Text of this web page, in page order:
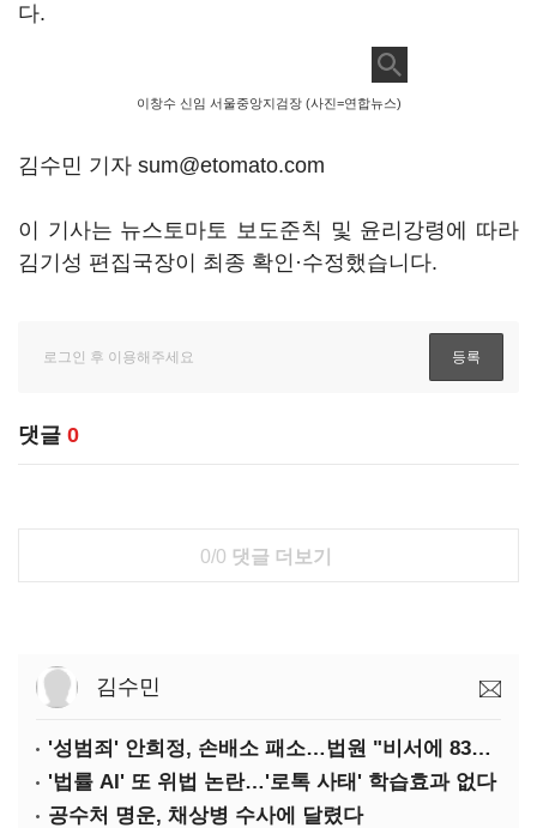
다.
이창수 신임 서울중앙지검장 (사진=연합뉴스)
김수민 기자 sum@etomato.com
이 기사는 뉴스토마토 보도준칙 및 윤리강령에 따라
김기성 편집국장이 최종 확인·수정했습니다.
댓글 0
0/0 댓글 더보기
김수민
'성범죄' 안희정, 손배소 패소…법원 "비서에 8347만원 배상"
'법률 AI' 또 위법 논란…'로톡 사태' 학습효과 없다
공수처 명운, 채상병 수사에 달렸다